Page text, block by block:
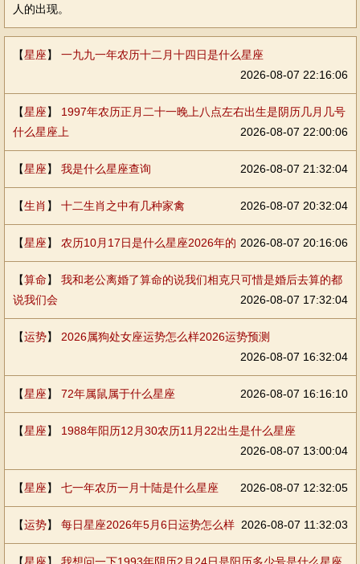
人的出现。
【星座】 一九九一年农历十二月十四日是什么星座
2026-08-07 22:16:06
【星座】 1997年农历正月二十一晚上八点左右出生是阴历几月几号
什么星座上
2026-08-07 22:00:06
【星座】 我是什么星座查询 2026-08-07 21:32:04
【生肖 】 十二生肖之中有几种家禽 2026-08-07 20:32:04
【星座】 农历10月17日是什么星座2026年的 2026-08-07 20:16:06
【算命】 我和老公离婚了算命的说我们相克只可惜是婚后去算的都
说我们会
2026-08-07 17:32:04
【运势】 2026属狗处女座运势怎么样2026运势预测
2026-08-07 16:32:04
【星座】 72年属鼠属于什么星座 2026-08-07 16:16:10
【星座】 1988年阳历12月30农历11月22出生是什么星座
2026-08-07 13:00:04
【星座】 七一年农历一月十陆是什么星座 2026-08-07 12:32:05
【运势】 每日星座2026年5月6日运势怎么样 2026-08-07 11:32:03